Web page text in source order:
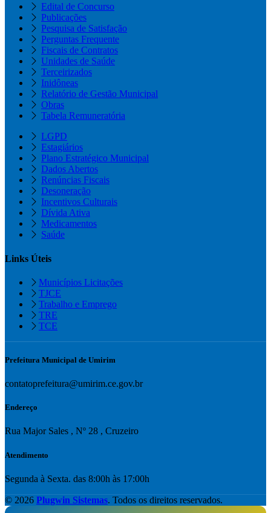
Edital de Concurso
Publicações
Pesquisa de Satisfação
Perguntas Frequente
Fiscais de Contratos
Unidades de Saúde
Terceirizados
Inidôneas
Relatório de Gestão Municipal
Obras
Tabela Remuneratória
LGPD
Estagiários
Plano Estratégico Municipal
Dados Abertos
Renúncias Fiscais
Desoneração
Incentivos Culturais
Dívida Ativa
Medicamentos
Saúde
Links Úteis
Municípios Licitações
TJCE
Trabalho e Emprego
TRE
TCE
Prefeitura Municipal de Umirim
contatoprefeitura@umirim.ce.gov.br
Endereço
Rua Major Sales , Nº 28 , Cruzeiro
Atendimento
Segunda à Sexta. das 8:00h às 17:00h
© 2026 Plugwin Sistemas. Todos os direitos reservados.